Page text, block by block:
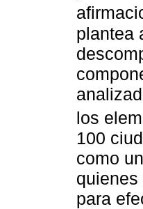
plantea
los
100
como
para